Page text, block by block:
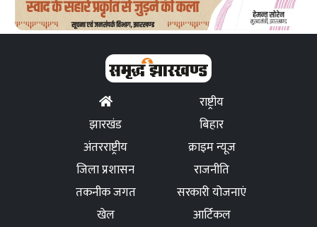
राष्ट्रीय
झारखंड
बिहार
अंतरराष्ट्रीय
क्राइम न्यूज
जिला प्रशासन
राजनीति
तकनीक जगत
सरकारी योजनाएं
खेल
आर्टिकल